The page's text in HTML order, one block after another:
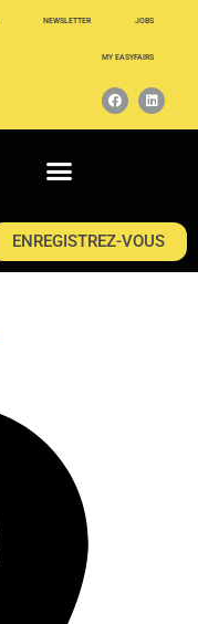
NEWSLETTER JOBS
MY EASYFAIRS
ENREGISTREZ-VOUS